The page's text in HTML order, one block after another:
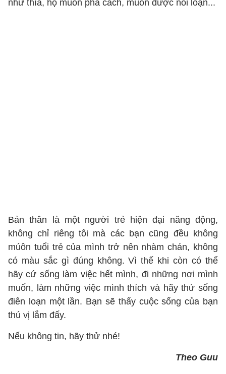
như thía, họ muốn phá cách, muốn được nổi loạn...
Bản thân là một người trẻ hiện đại năng động,
không chỉ riêng tôi mà các bạn cũng đều không
múôn tuổi trẻ của mình trở nên nhàm chán, không
có màu sắc gì đúng không. Vì thế khi còn có thể
hãy cứ sống làm việc hết mình, đi những nơi mình
muốn, làm những việc mình thích và hãy thử sống
điên loạn một lần. Bạn sẽ thấy cuộc sống của bạn
thú vị lắm đấy.
Nếu không tin, hãy thử nhé!
Theo Guu